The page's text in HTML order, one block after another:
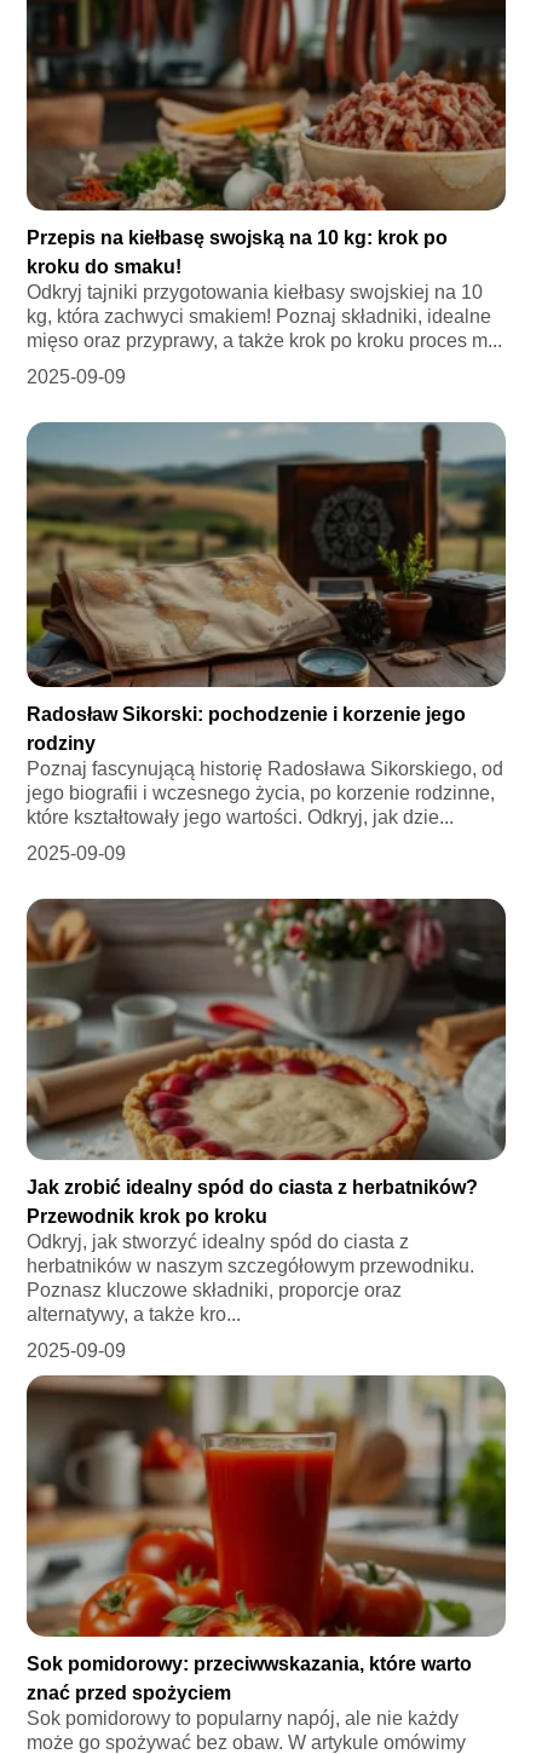
Przepis na kiełbasę swojską na 10 kg: krok po
kroku do smaku!
Odkryj tajniki przygotowania kiełbasy swojskiej na 10
kg, która zachwyci smakiem! Poznaj składniki, idealne
mięso oraz przyprawy, a także krok po kroku proces m...
2025-09-09
Radosław Sikorski: pochodzenie i korzenie jego
rodziny
Poznaj fascynującą historię Radosława Sikorskiego, od
jego biografii i wczesnego życia, po korzenie rodzinne,
które kształtowały jego wartości. Odkryj, jak dzie...
2025-09-09
Jak zrobić idealny spód do ciasta z herbatników?
Przewodnik krok po kroku
Odkryj, jak stworzyć idealny spód do ciasta z
herbatników w naszym szczegółowym przewodniku.
Poznasz kluczowe składniki, proporcje oraz
alternatywy, a także kro...
2025-09-09
Sok pomidorowy: przeciwwskazania, które warto
znać przed spożyciem
Sok pomidorowy to popularny napój, ale nie każdy
może go spożywać bez obaw. W artykule omówimy